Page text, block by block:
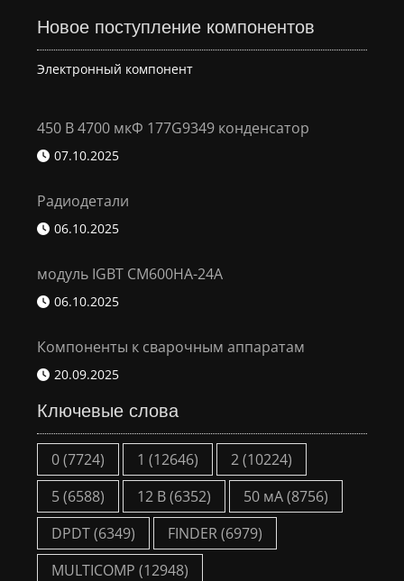
Новое поступление компонентов
Электронный компонент
450 В 4700 мкФ 177G9349 конденсатор
07.10.2025
Радиодетали
06.10.2025
модуль IGBT CM600HA-24A
06.10.2025
Компоненты к сварочным аппаратам
20.09.2025
Ключевые слова
0(7724) 1 (12646) 2(10224)
5(6588) 12 В(6352) 50 мА(8756)
DPDT(6349) FINDER(6979)
MULTICOMP (12948)